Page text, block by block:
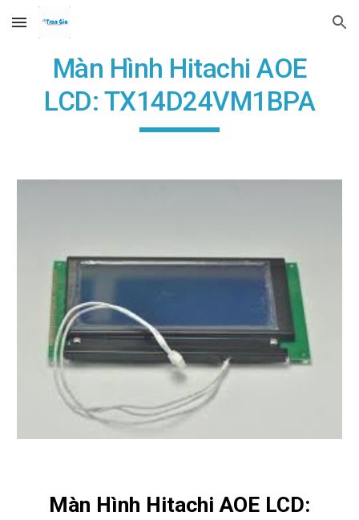
Skip to main content Skip to navigation
Màn Hình Hitachi AOE
LCD: TX14D24VM1BPA
Màn Hình Hitachi AOE LCD: